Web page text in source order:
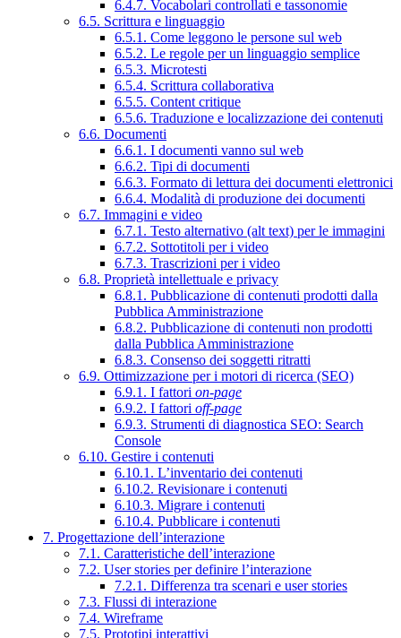
6.4.7. Vocabolari controllati e tassonomie
6.5. Scrittura e linguaggio
6.5.1. Come leggono le persone sul web
6.5.2. Le regole per un linguaggio semplice
6.5.3. Microtesti
6.5.4. Scrittura collaborativa
6.5.5. Content critique
6.5.6. Traduzione e localizzazione dei contenuti
6.6. Documenti
6.6.1. I documenti vanno sul web
6.6.2. Tipi di documenti
6.6.3. Formato di lettura dei documenti elettronici
6.6.4. Modalità di produzione dei documenti
6.7. Immagini e video
6.7.1. Testo alternativo (alt text) per le immagini
6.7.2. Sottotitoli per i video
6.7.3. Trascrizioni per i video
6.8. Proprietà intellettuale e privacy
6.8.1. Pubblicazione di contenuti prodotti dalla
Pubblica Amministrazione
6.8.2. Pubblicazione di contenuti non prodotti
dalla Pubblica Amministrazione
6.8.3. Consenso dei soggetti ritratti
6.9. Ottimizzazione per i motori di ricerca (SEO)
6.9.1. I fattori on-page
6.9.2. I fattori off-page
6.9.3. Strumenti di diagnostica SEO: Search
Console
6.10. Gestire i contenuti
6.10.1. L’inventario dei contenuti
6.10.2. Revisionare i contenuti
6.10.3. Migrare i contenuti
6.10.4. Pubblicare i contenuti
7. Progettazione dell’interazione
7.1. Caratteristiche dell’interazione
7.2. User stories per definire l’interazione
7.2.1. Differenza tra scenari e user stories
7.3. Flussi di interazione
7.4. Wireframe
7.5. Prototipi interattivi